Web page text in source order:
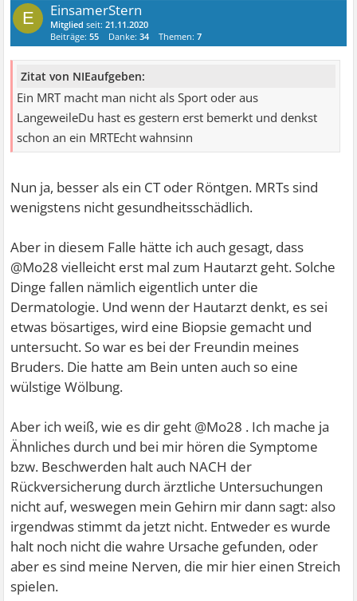
E EinsamerStern
Mitglied seit:21.11.2020
Beiträge:55 Danke:34 Themen:7
Zitat von NIEaufgeben:
Ein MRT macht man nicht als Sport oder aus
LangeweileDu hast es gestern erst bemerkt und denkst
schon an ein MRTEcht wahnsinn
Nun ja, besser als ein CT oder Röntgen. MRTs sind
wenigstens nicht gesundheitsschädlich.
Aber in diesem Falle hätte ich auch gesagt, dass
@Mo28 vielleicht erst mal zum Hautarzt geht. Solche
Dinge fallen nämlich eigentlich unter die
Dermatologie. Und wenn der Hautarzt denkt, es sei
etwas bösartiges, wird eine Biopsie gemacht und
untersucht. So war es bei der Freundin meines
Bruders. Die hatte am Bein unten auch so eine
wülstige Wölbung.
Aber ich weiß, wie es dir geht @Mo28 . Ich mache ja
Ähnliches durch und bei mir hören die Symptome
bzw. Beschwerden halt auch NACH der
Rückversicherung durch ärztliche Untersuchungen
nicht auf, weswegen mein Gehirn mir dann sagt: also
irgendwas stimmt da jetzt nicht. Entweder es wurde
halt noch nicht die wahre Ursache gefunden, oder
aber es sind meine Nerven, die mir hier einen Streich
spielen.